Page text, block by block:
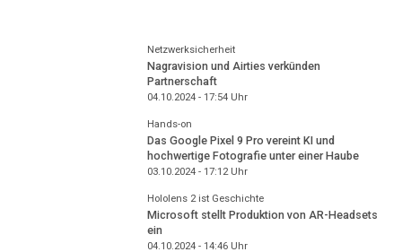
Netzwerksicherheit
Nagravision und Airties verkünden
Partnerschaft
04.10.2024 - 17:54Uhr
Hands-on
Das Google Pixel 9 Pro vereint KI und
hochwertige Fotografie unter einer Haube
03.10.2024 - 17:12Uhr
Hololens 2 ist Geschichte
Microsoft stellt Produktion von AR-Headsets
ein
04.10.2024 - 14:46Uhr